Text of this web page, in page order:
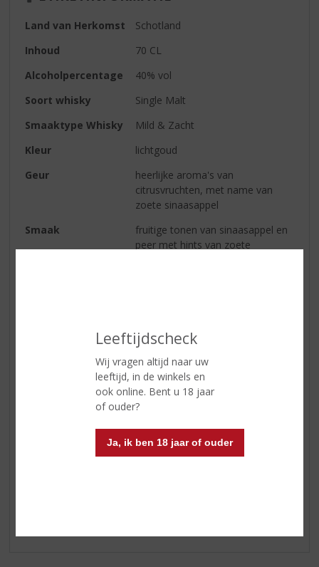
Leeftijdscheck
Wij vragen altijd naar uw
leeftijd, in de winkels en
ook online. Bent u 18 jaar
of ouder?
Ja, ik ben 18 jaar of ouder
Land van Herkomst
Schotland
Inhoud
70 CL
Alcoholpercentage
40% vol
Soort whisky
Single Malt
Smaaktype Whisky
Mild & Zacht
Kleur
lichtgoud
Geur
heerlijke aroma's van
citrusvruchten, met name van
zoete sinaasappel
Smaak
fruitige tonen van sinaasappel en
peer met hints van zoete
Reviews
Schrijf een review
(4,0
/